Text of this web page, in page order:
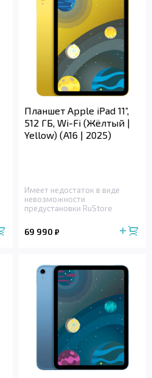
Планшет Apple iPad 11”,
512 ГБ, Wi-Fi (Жёлтый |
Yellow) (A16 | 2025)
Имеет недостаток в виде
невозможности
предустановки RuStore
69 990 ₽